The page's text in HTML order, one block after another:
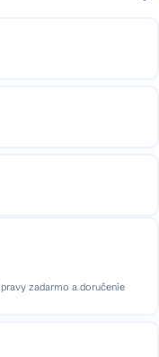
zadarmo a doručenie